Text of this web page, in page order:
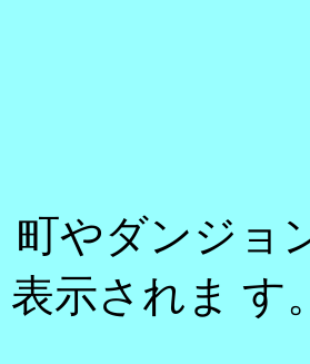
町やダンジョ
表示されま す